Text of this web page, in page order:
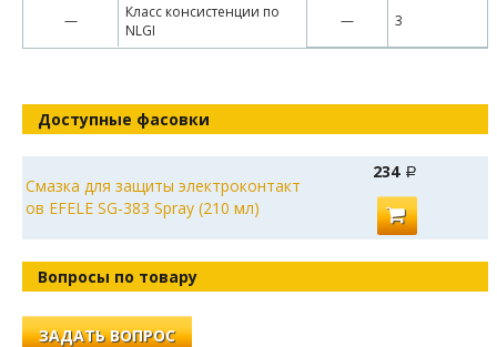
—
Класс консистенции по
NLGI
— 3
Доступные фасовки
Смазка для защиты электроконтакт
ов EFELE SG-383 Spray (210 мл)
234
Вопросы по товару
ЗАДАТЬ ВОПРОС